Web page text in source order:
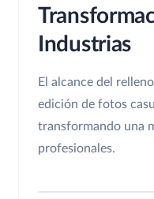
Industrias
El alcance del
edición de fotos
transformando una
profesionales.